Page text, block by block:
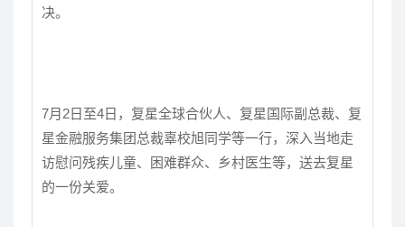
决。
7月2日至4日，复星全球合伙人、复星国际副总裁、复
星金融服务集团总裁辜校旭同学等一行，深入当地走
访慰问残疾儿童、困难群众、乡村医生等，送去复星
的一份关爱。